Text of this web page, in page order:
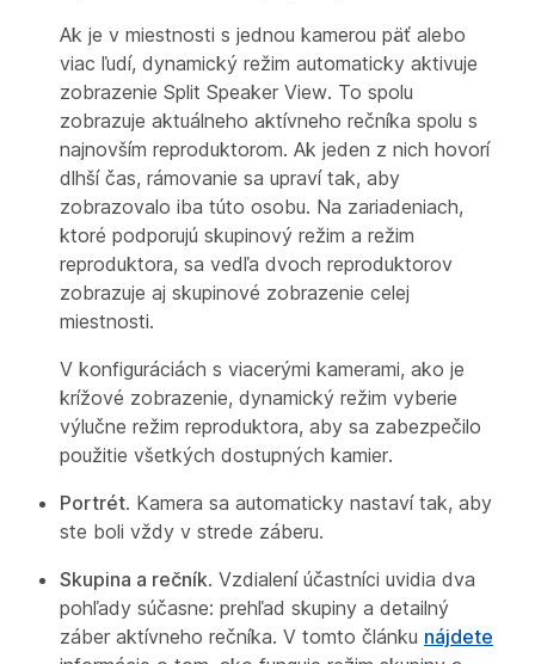
Ak je v miestnosti s jednou kamerou päť alebo
viac ľudí, dynamický režim automaticky aktivuje
zobrazenie Split Speaker View. To spolu
zobrazuje aktuálneho aktívneho rečníka spolu s
najnovším reproduktorom. Ak jeden z nich hovorí
dlhší čas, rámovanie sa upraví tak, aby
zobrazovalo iba túto osobu. Na zariadeniach,
ktoré podporujú skupinový režim a režim
reproduktora, sa vedľa dvoch reproduktorov
zobrazuje aj skupinové zobrazenie celej
miestnosti.
V konfiguráciách s viacerými kamerami, ako je
krížové zobrazenie, dynamický režim vyberie
výlučne režim reproduktora, aby sa zabezpečilo
použitie všetkých dostupných kamier.
Portrét. Kamera sa automaticky nastaví tak, aby
ste boli vždy v strede záberu.
Skupina a rečník. Vzdialení účastníci uvidia dva
pohľady súčasne: prehľad skupiny a detailný
záber aktívneho rečníka. V tomto článku nájdete